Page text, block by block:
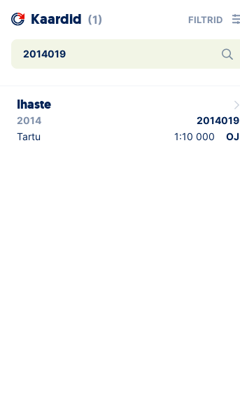
Kaardid (1) FILTRID
Ihaste
2014
2014019
Tartu
1:10 000 OJ